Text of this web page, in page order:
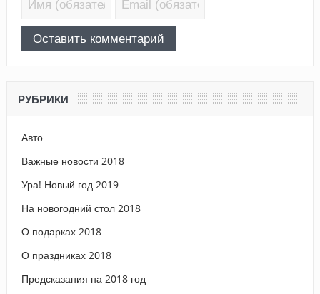
РУБРИКИ
Авто
Важные новости 2018
Ура! Новый год 2019
На новогодний стол 2018
О подарках 2018
О праздниках 2018
Предсказания на 2018 год